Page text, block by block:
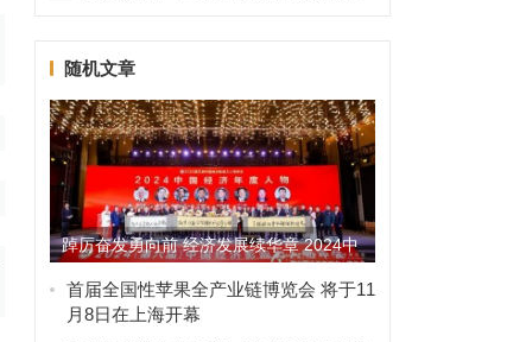
随机文章
踔厉奋发勇向前 经济发展续华章 2024中
国经济年度人物隆重...
首届全国性苹果全产业链博览会 将于11
月8日在上海开幕